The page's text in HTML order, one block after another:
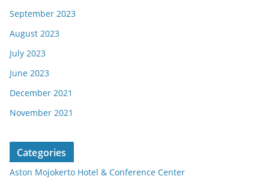
September 2023
August 2023
July 2023
June 2023
December 2021
November 2021
Categories
Aston Mojokerto Hotel & Conference Center